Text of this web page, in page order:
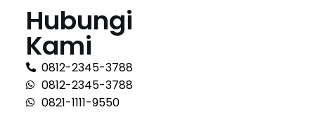
Hubungi
Kami
0812-2345-3788
0812-2345-3788
0821-1111-9550